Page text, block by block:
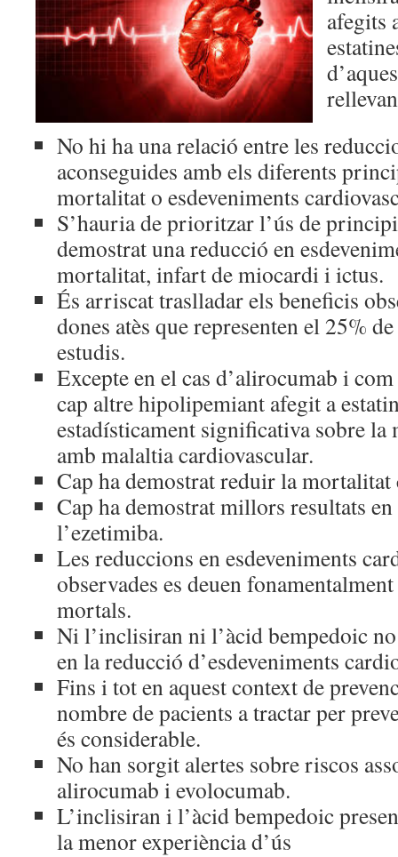
afegits
No hi ha una relació entre les
aconseguides amb els diferents
mortalitat o esdeveniments
S’hauria de prioritzar l’ús de
demostrat una reducció en
mortalitat, infart de miocardi i ictus.
És arriscat traslladar els beneficis
dones atès que representen el 25%
estudis.
Excepte en el cas d’alirocumab i
cap altre hipolipemiant afegit a
estadísticament significativa sobre la
amb malaltia cardiovascular.
Cap ha demostrat reduir la mortalitat
Cap ha demostrat millors resultats
l’ezetimiba.
Les reduccions en esdeveniments
observades es deuen
mortals.
Ni l’inclisiran ni l’àcid bempedoic
en la reducció d’esdeveniments
Fins i tot en aquest context de
nombre de pacients a tractar per
és considerable.
No han sorgit alertes sobre riscos
alirocumab i evolocumab.
L’inclisiran i l’àcid bempedoic
la menor experiència d’ús